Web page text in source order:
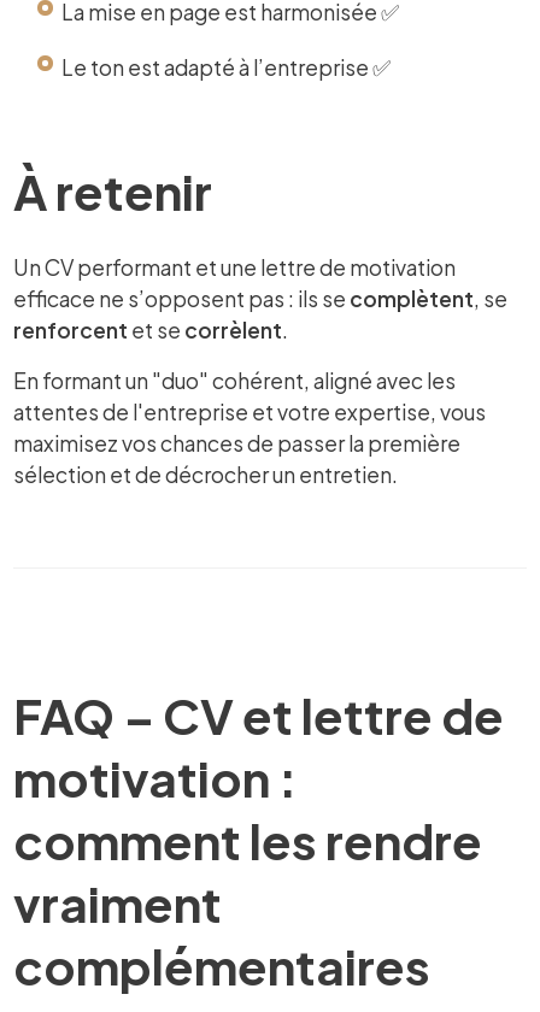
La mise en page est harmonisée ✅
Le ton est adapté à l’entreprise ✅
À retenir
Un CV performant et une lettre de motivation
efficace ne s’opposent pas : ils se complètent, se
renforcent et se corrèlent.
En formant un "duo" cohérent, aligné avec les
attentes de l'entreprise et votre expertise, vous
maximisez vos chances de passer la première
sélection et de décrocher un entretien.
FAQ – CV et lettre de
motivation :
comment les rendre
vraiment
complémentaires